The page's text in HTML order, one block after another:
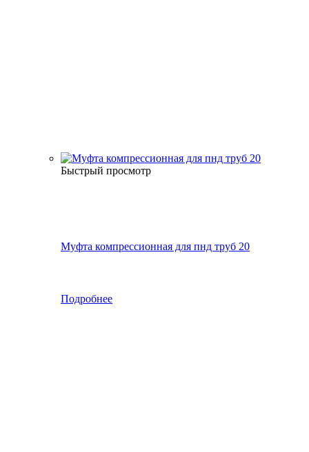
Быстрый просмотр
Муфта компрессионная для пнд труб 20
Подробнее